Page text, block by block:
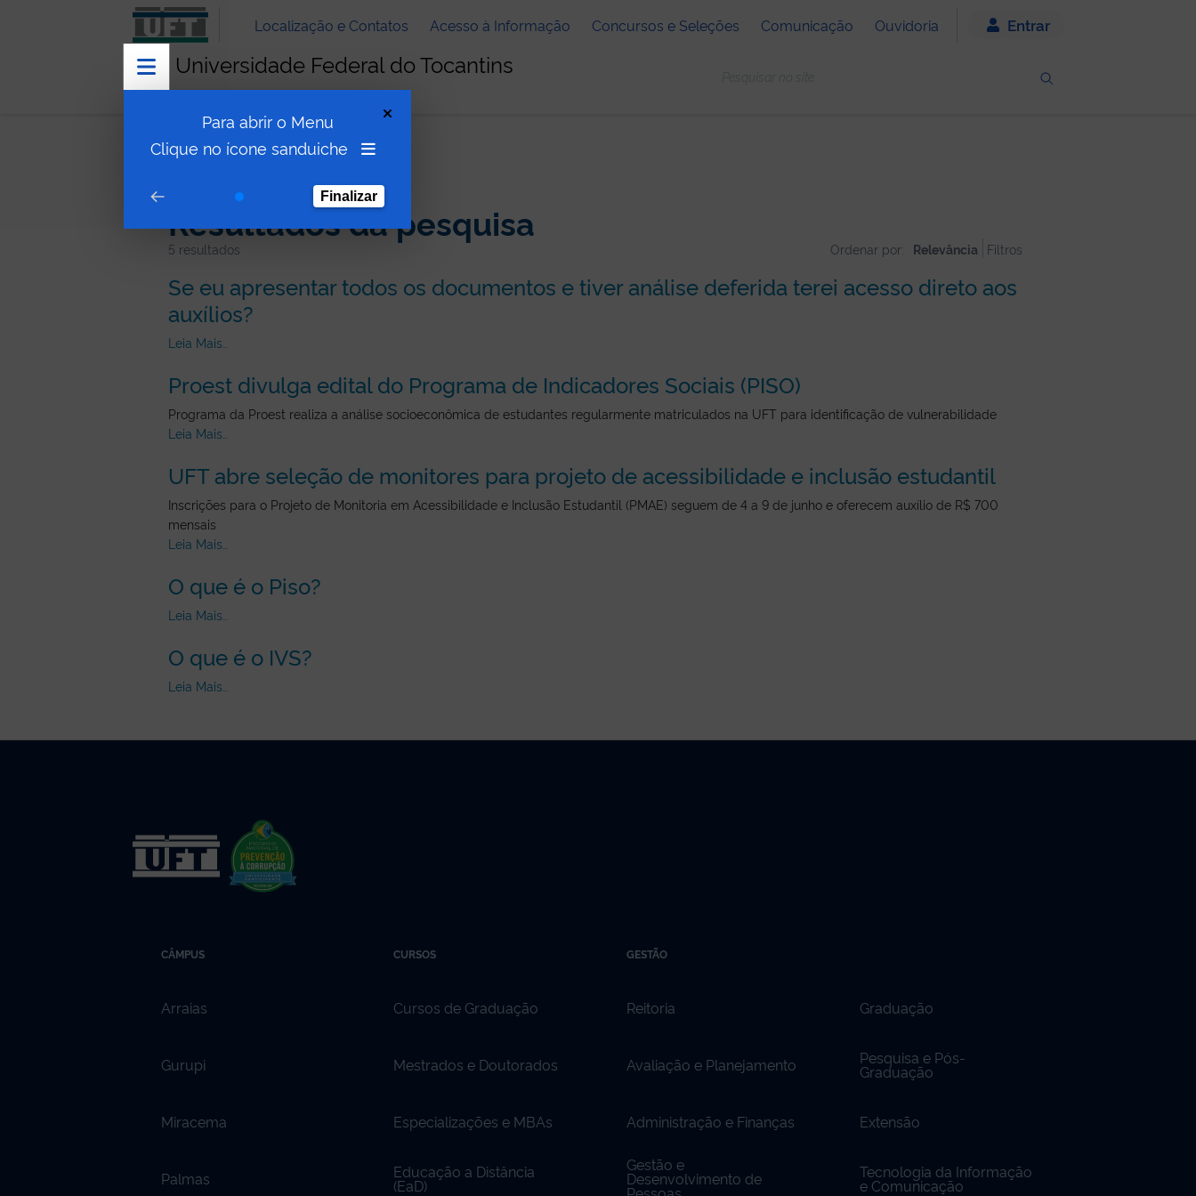
Localização e Contatos Acesso à Informação Concursos e Seleções Comunicação Ouvidoria Entrar
Universidade Federal do Tocantins
Para abrir o Menu
Clique no ícone sanduiche
Finalizar
Resultados da pesquisa
5 resultados Ordenar por: Relevância Filtros
Se eu apresentar todos os documentos e tiver análise deferida terei acesso direto aos
auxílios?
Leia Mais…
Proest divulga edital do Programa de Indicadores Sociais (PISO)
Programa da Proest realiza a análise socioeconômica de estudantes regularmente matriculados na UFT para identificação de vulnerabilidade
Leia Mais…
UFT abre seleção de monitores para projeto de acessibilidade e inclusão estudantil
Inscrições para o Projeto de Monitoria em Acessibilidade e Inclusão Estudantil (PMAE) seguem de 4 a 9 de junho e oferecem auxílio de R$ 700
mensais
Leia Mais…
O que é o Piso?
Leia Mais…
O que é o IVS?
Leia Mais…
CÂMPUS
Arraias
Gurupi
Miracema
Palmas
CURSOS
Cursos de Graduação
Mestrados e Doutorados
Especializações e MBAs
Educação a Distância
(EaD)
GESTÃO
Reitoria
Avaliação e Planejamento
Administração e Finanças
Gestão e
Desenvolvimento de
Graduação
Pesquisa e Pós-
Graduação
Extensão
Tecnologia da Informação
e Comunicação